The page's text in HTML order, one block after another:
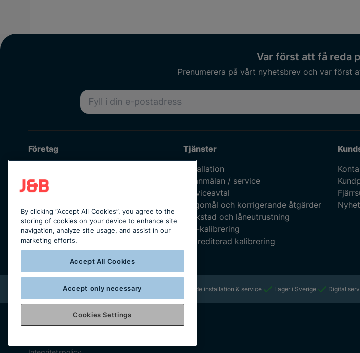
Var först att få reda
Prenumerera på vårt nyhetsbrev och var först
E-postadress
Företag
Våra medarbetare
Jobba hos oss
Integritetspolicy
Uppförandekod
Leverantörskod
Katalogmaterial
Tjänster
Installation
Felanmälan / service
Serviceavtal
Klagomål och korrigerande åtgärder
Verkstad och låneutrustning
ISO-kalibrering
Ackrediterad kalibrering
Rikstäckande installation & service Lager i Sverige Digital
Copyright © 2025 J&B Maskinteknik AB
By clicking “Accept All Cookies”, you agree to the
storing of cookies on your device to enhance site
navigation, analyze site usage, and assist in our
marketing efforts.
Accept All Cookies
Accept only necessary
Cookies Settings